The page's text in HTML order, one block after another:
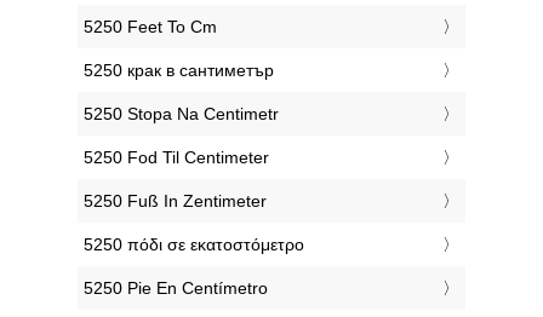
‎5250 Feet To Cm
‎5250 крак в сантиметър
‎5250 Stopa Na Centimetr
‎5250 Fod Til Centimeter
‎5250 Fuß In Zentimeter
‎5250 πόδι σε εκατοστόμετρο
‎5250 Pie En Centímetro